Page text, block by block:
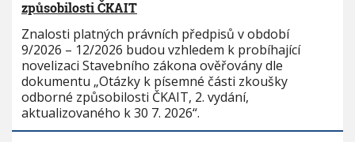
způsobilosti ČKAIT
Znalosti platných právních předpisů v období
9/2026 – 12/2026 budou vzhledem k probíhající
novelizaci Stavebního zákona ověřovány dle
dokumentu „Otázky k písemné části zkoušky
odborné způsobilosti ČKAIT, 2. vydání,
aktualizovaného k 30 7. 2026“.